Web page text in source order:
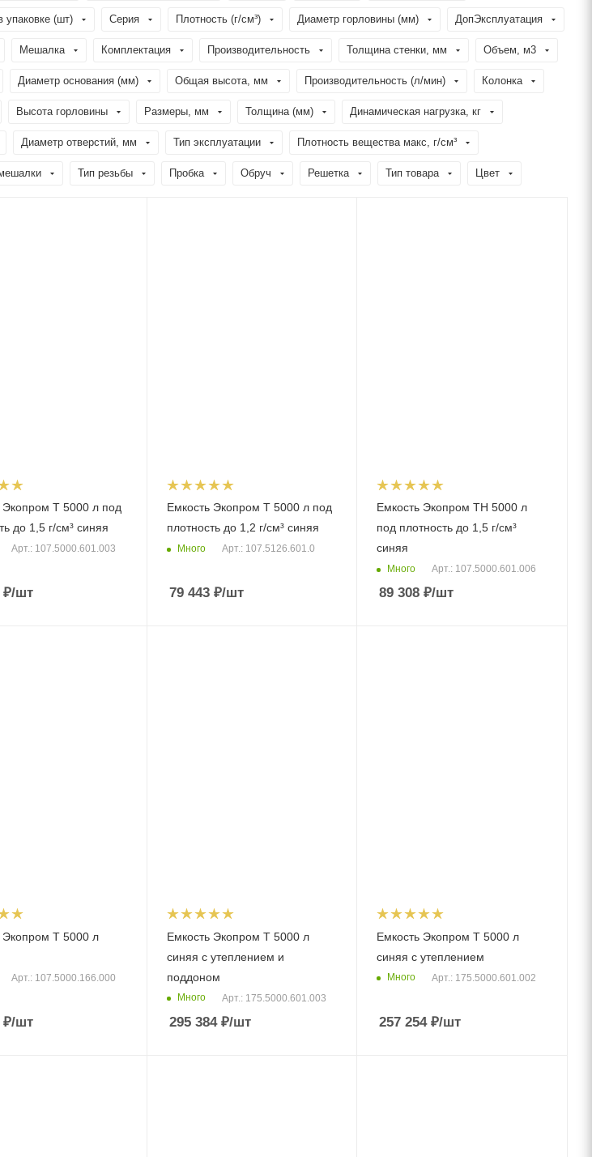
упаковке (шт) Серия Плотность (г/см³) Диаметр горловины (мм) ДопЭксплуатация
Мешалка Комплектация Производительность Толщина стенки, мм Объем, м3
Диаметр основания (мм) Общая высота, мм Производительность (л/мин) Колонка
Высота горловины Размеры, мм Толщина (мм) Динамическая нагрузка, кг
Диаметр отверстий, мм Тип эксплуатации Плотность вещества макс, г/см³
Тип резьбы Пробка Обруч Решетка Тип товара Цвет
Экопром T 5000 л под
до 1,5 г/см³ синяя
Арт.: 107.5000.601.003
/шт
Емкость Экопром T 5000 л под
плотность до 1,2 г/см³ синяя
Много Арт.: 107.5126.601.0
79 443₽/шт
Емкость Экопром TH 5000 л
под плотность до 1,5 г/см³
синяя
Много Арт.: 107.5000.601.006
89 308 ₽/шт
Экопром T 5000 л
Арт.: 107.5000.166.000
/шт
Емкость Экопром T 5000 л
синяя с утеплением и
поддоном
Много Арт.: 175.5000.601.003
295 384₽/шт
Емкость Экопром T 5000 л
синяя с утеплением
Много Арт.: 175.5000.601.002
257 254₽/шт